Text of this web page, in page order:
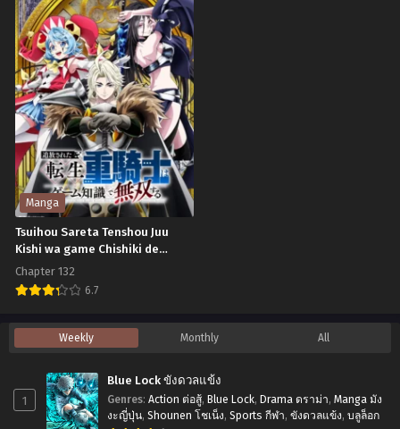
ni
Haiboku
shita
Maou-
sama
wa
Kaerizaku
Tame
ni
Mamono
Guild
wo
Tsukuru
Koto
ni
Manga
Tsuihou Sareta Tenshou Juu
Kishi wa game Chishiki de
Musou Suru
Chapter 132
6.7
Tsuihou
Sareta
Tenshou
Juu
Kishi
Weekly Monthly All
1
Blue Lock ขังดวลแข้ง
Genres: Action ต่อสู้, Blue Lock, Drama ดราม่า, Manga มัง
งะญี่ปุ่น, Shounen โชเน็ง, Sports กีฬา, ขังดวลแข้ง, บลูล็อก